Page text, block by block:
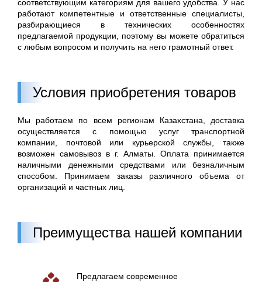
соответствующим категориям для вашего удобства. У нас
работают компетентные и ответственные специалисты,
разбирающиеся в технических особенностях
предлагаемой продукции, поэтому вы можете обратиться
с любым вопросом и получить на него грамотный ответ.
Условия приобретения товаров
Мы работаем по всем регионам Казахстана, доставка
осуществляется с помощью услуг транспортной
компании, почтовой или курьерской службы, также
возможен самовывоз в г. Алматы. Оплата принимается
наличными денежными средствами или безналичным
способом. Принимаем заказы различного объема от
организаций и частных лиц.
Преимущества нашей компании
Предлагаем современное